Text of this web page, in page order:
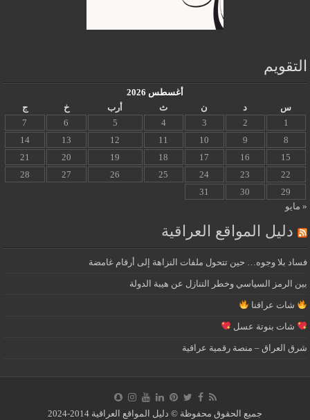
التقويم
أغسطس 2026
س
د ن ث أرب خ
ج
1
2
3
4
5
6
7
8
9
10
11
12
13
14
15
16
17
18
19
20
21
22
23
24
25
26
27
28
29
30
31
« مايو
دليل المواقع العراقية
فساد بلا وجوه… حين تتحول ملفات النزاهة إلى أرقام غامضة
بين الرمز السياسي وخطر التنازل عن هيبة الدولة
شات عراقنا
شات بنوتة عسل
شرق العراق – منصة رقمية عراقية
جميع الحقوق محفوظة © دليل المواقع العراقية 2014-2024